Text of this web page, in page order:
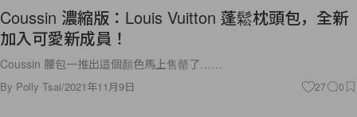
Coussin 濃縮版：Louis Vuitton 蓬鬆枕頭包，全新
加入可愛新成員！
Coussin 腰包一推出這個顏色馬上售罄了……
By Polly Tsai/2021年11月9日 27 0